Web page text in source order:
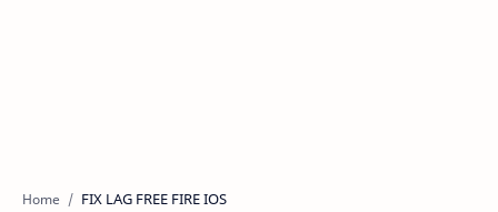
Home FIX LAG FREE FIRE IOS